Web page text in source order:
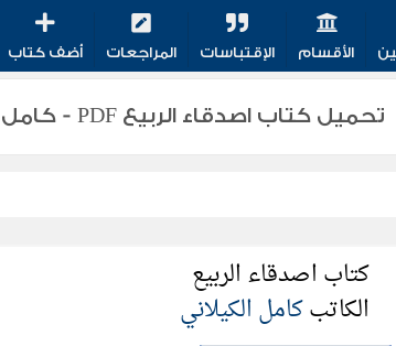
الأقسام الإقتباسات المراجعات أضف كتاب
تحميل كتاب اصدقاء الربيع PDF - كامل الكيلاني
كتاب اصدقاء الربيع
الكاتبكامل الكيلاني